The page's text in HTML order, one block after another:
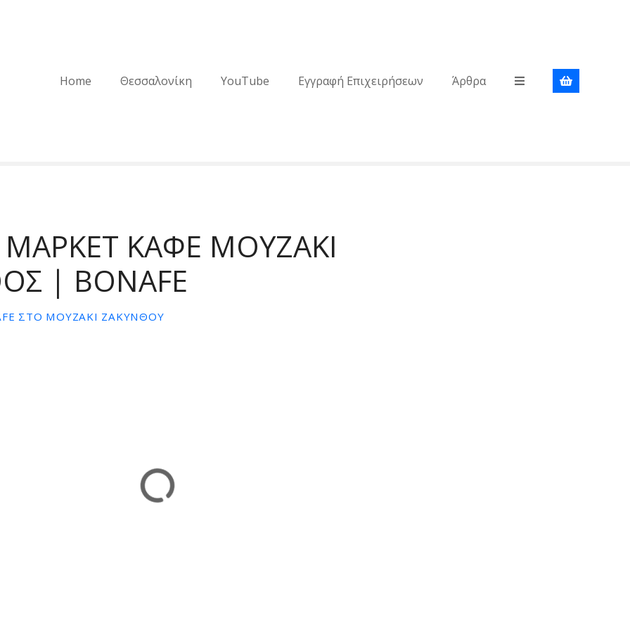
Home Θεσσαλονίκη YouTube Εγγραφή Επιχειρήσεων Άρθρα
ΚΑΦΕ ΜΟΥΖΑΚΙ
| BONAFE
ΣΤΟ ΜΟΥΖΆΚΙ ΖΑΚΎΝΘΟΥ